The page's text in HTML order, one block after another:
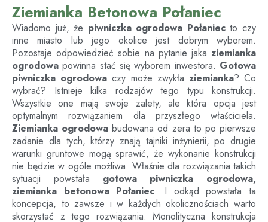
Ziemianka Betonowa Połaniec
Wiadomo już, że piwniczka ogrodowa Połaniecto czy
inne miasto lub jego okolice jest dobrym wyborem.
Pozostaje odpowiedzieć sobie na pytanie jaka ziemianka
ogrodowa powinna stać się wyborem inwestora. Gotowa
piwniczka ogrodowa czy może zwykła ziemianka? Co
wybrać? Istnieje kilka rodzajów tego typu konstrukcji.
Wszystkie one mają swoje zalety, ale która opcja jest
optymalnym rozwiązaniem dla przyszłego właściciela.
Ziemianka ogrodowa budowana od zera to po pierwsze
zadanie dla tych, którzy znają tajniki inżynierii, po drugie
warunki gruntowe mogą sprawić, że wykonanie konstrukcji
nie będzie w ogóle możliwa. Właśnie dla rozwiązania takich
sytuacji powstała gotowa piwniczka ogrodowa,
ziemianka betonowa Połaniec. I odkąd powstała ta
koncepcja, to zawsze i w każdych okolicznościach warto
skorzystać z tego rozwiązania. Monolityczna konstrukcja